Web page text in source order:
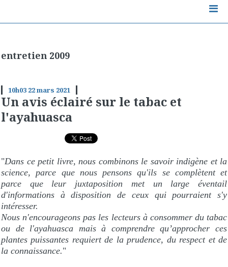
entretien 2009
10h03 22mars 2021
Un avis éclairé sur le tabac et
l'ayahuasca
"Dans ce petit livre, nous combinons le savoir indigène et la
science, parce que nous pensons qu'ils se complètent et
parce que leur juxtaposition met un large éventail
d'informations à disposition de ceux qui pourraient s'y
intéresser.
Nous n'encourageons pas les lecteurs à consommer du tabac
ou de l'ayahuasca mais à comprendre qu’approcher ces
plantes puissantes requiert de la prudence, du respect et de
la connaissance."